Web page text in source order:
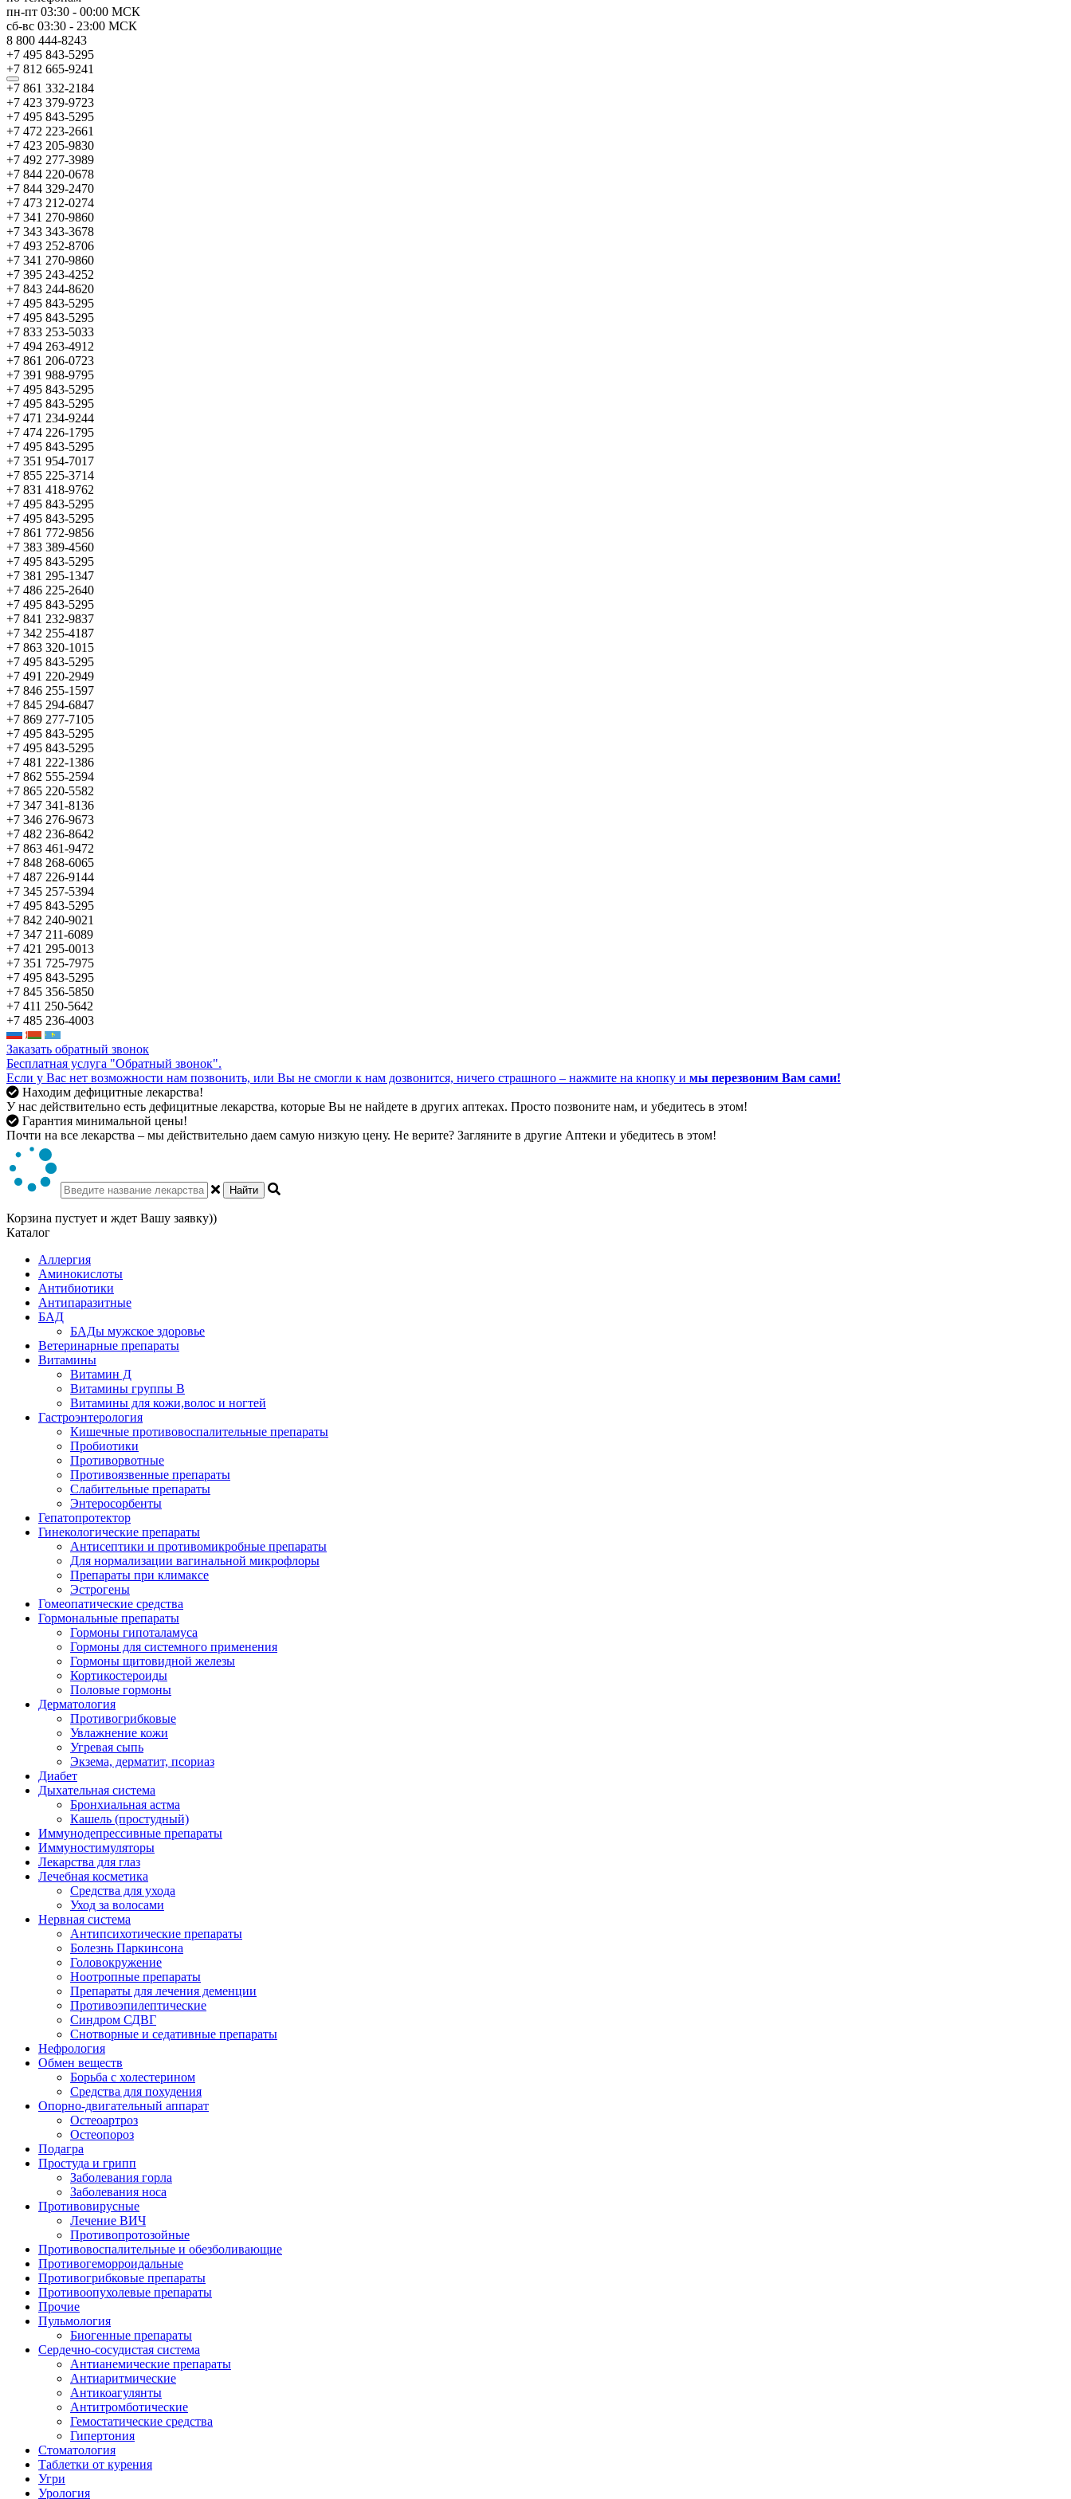
пн-пт 03:30 - 00:00 МСК
сб-вс 03:30 - 23:00 МСК
8 800 444-8243
+7 495 843-5295
+7 812 665-9241
+7 861 332-2184
+7 423 379-9723
+7 495 843-5295
+7 472 223-2661
+7 423 205-9830
+7 492 277-3989
+7 844 220-0678
+7 844 329-2470
+7 473 212-0274
+7 341 270-9860
+7 343 343-3678
+7 493 252-8706
+7 341 270-9860
+7 395 243-4252
+7 843 244-8620
+7 495 843-5295
+7 495 843-5295
+7 833 253-5033
+7 494 263-4912
+7 861 206-0723
+7 391 988-9795
+7 495 843-5295
+7 495 843-5295
+7 471 234-9244
+7 474 226-1795
+7 495 843-5295
+7 351 954-7017
+7 855 225-3714
+7 831 418-9762
+7 495 843-5295
+7 495 843-5295
+7 861 772-9856
+7 383 389-4560
+7 495 843-5295
+7 381 295-1347
+7 486 225-2640
+7 495 843-5295
+7 841 232-9837
+7 342 255-4187
+7 863 320-1015
+7 495 843-5295
+7 491 220-2949
+7 846 255-1597
+7 845 294-6847
+7 869 277-7105
+7 495 843-5295
+7 495 843-5295
+7 481 222-1386
+7 862 555-2594
+7 865 220-5582
+7 347 341-8136
+7 346 276-9673
+7 482 236-8642
+7 863 461-9472
+7 848 268-6065
+7 487 226-9144
+7 345 257-5394
+7 495 843-5295
+7 842 240-9021
+7 347 211-6089
+7 421 295-0013
+7 351 725-7975
+7 495 843-5295
+7 845 356-5850
+7 411 250-5642
+7 485 236-4003
Заказать обратный звонок
Бесплатная услуга "Обратный звонок".
Если у Вас нет возможности нам позвонить, или Вы не смогли к нам дозвонится, ничего страшного – нажмите на кнопку и мы перезвоним Вам сами!
Находим дефицитные лекарства!
У нас действительно есть дефицитные лекарства, которые Вы не найдете в других аптеках. Просто позвоните нам, и убедитесь в этом!
Гарантия минимальной цены!
Почти на все лекарства – мы действительно даем самую низкую цену. Не верите? Загляните в другие Аптеки и убедитесь в этом!
Найти
Корзина пустует и ждет Вашу заявку))
Каталог
Аллергия
Аминокислоты
Антибиотики
Антипаразитные
БАД
БАДы мужское здоровье
Ветеринарные препараты
Витамины
Витамин Д
Витамины группы В
Витамины для кожи,волос и ногтей
Гастроэнтерология
Кишечные противовоспалительные препараты
Пробиотики
Противорвотные
Противоязвенные препараты
Слабительные препараты
Энтеросорбенты
Гепатопротектор
Гинекологические препараты
Антисептики и противомикробные препараты
Для нормализации вагинальной микрофлоры
Препараты при климаксе
Эстрогены
Гомеопатические средства
Гормональные препараты
Гормоны гипоталамуса
Гормоны для системного применения
Гормоны щитовидной железы
Кортикостероиды
Половые гормоны
Дерматология
Противогрибковые
Увлажнение кожи
Угревая сыпь
Экзема, дерматит, псориаз
Диабет
Дыхательная система
Бронхиальная астма
Кашель (простудный)
Иммунодепрессивные препараты
Иммуностимуляторы
Лекарства для глаз
Лечебная косметика
Средства для ухода
Уход за волосами
Нервная система
Антипсихотические препараты
Болезнь Паркинсона
Головокружение
Ноотропные препараты
Препараты для лечения деменции
Противоэпилептические
Синдром СДВГ
Снотворные и седативные препараты
Нефрология
Обмен веществ
Борьба с холестерином
Средства для похудения
Опорно-двигательный аппарат
Остеоартроз
Остеопороз
Подагра
Простуда и грипп
Заболевания горла
Заболевания носа
Противовирусные
Лечение ВИЧ
Противопротозойные
Противовоспалительные и обезболивающие
Противогеморроидальные
Противогрибковые препараты
Противоопухолевые препараты
Прочие
Пульмология
Биогенные препараты
Сердечно-сосудистая система
Антианемические препараты
Антиаритмические
Антикоагулянты
Антитромботические
Гемостатические средства
Гипертония
Стоматология
Таблетки от курения
Угри
Урология